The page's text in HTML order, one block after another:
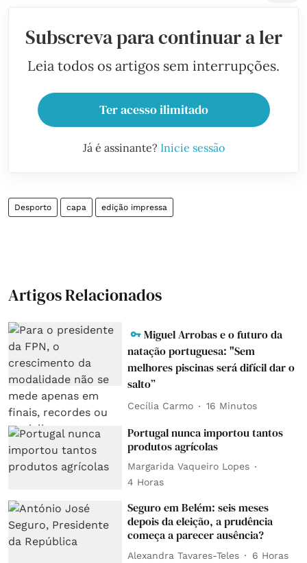
Subscreva para continuar a ler
Leia todos os artigos sem interrupções.
Ter acesso ilimitado
Já é assinante? Inicie sessão
Desporto capa edição impressa
Artigos Relacionados
Miguel Arrobas e o futuro da
natação portuguesa: "Sem
melhores piscinas será difícil dar o
salto”
Cecília Carmo 16 Minutos
Portugal nunca importou tantos
produtos agrícolas
Margarida Vaqueiro Lopes
4 Horas
Seguro em Belém: seis meses
depois da eleição, a prudência
começa a parecer ausência?
Alexandra Tavares-Teles 6 Horas